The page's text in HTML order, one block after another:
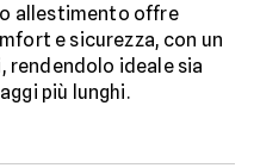
allestimento offre
e sicurezza, con un
rendendolo ideale sia
più lunghi.